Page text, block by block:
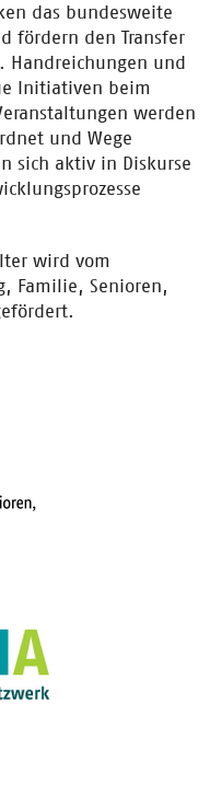
das bundesweite
fördern den Transfer
Handreichungen und
Initiativen beim
werden
und Wege
sich aktiv in Diskurse
wird vom
Familie, Senioren,